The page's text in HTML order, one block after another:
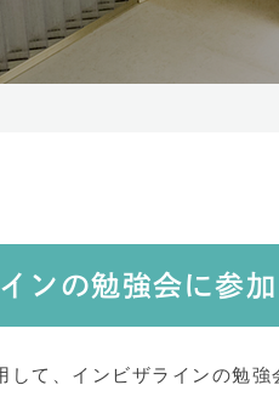
ンの勉強会に参加
して、インビザラインの勉強